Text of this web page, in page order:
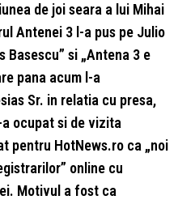
de joi seara a lui Mihai
Antenei 3 l-a pus pe Julio
Basescu” si „Antena 3 e
pana acum l-a
Sr. in relatia cu presa,
ocupat si de vizita
pentru HotNews.ro ca „noi
online cu
Motivul a fost ca